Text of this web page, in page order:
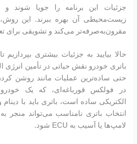
جزئیات این برنامه را جویا شوند و
زیست‌محیطی آن بهره ببرند. این روش،
مقرون‌به‌صرفه‌تر می‌کند و تشویقی برای
حالا بیایید به جزئیات بیشتری بپردازیم
باتری خودرو نقش حیاتی در تأمین انرژی
حتی ساده‌ترین عملیات مانند روشن
در فولکس قورباغه‌ای، که یک
الکتریکی ساده است، باتری باید با
انتخاب باتری نامناسب می‌تواند منجر
لامپ‌ها یا آسیب به ECU شود.